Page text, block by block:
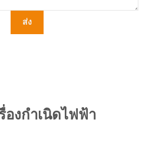
ส่ง
องกำเนิดไฟฟ้า